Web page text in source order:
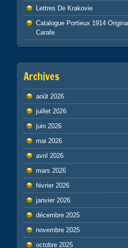
Lettres De Krakovie
Catalogue Portieux 1914
Carafe
Archives
août 2026
juillet 2026
juin 2026
mai 2026
avril 2026
mars 2026
février 2026
janvier 2026
décembre 2025
novembre 2025
octobre 2025